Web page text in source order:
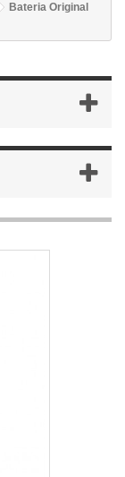
Bateria Original